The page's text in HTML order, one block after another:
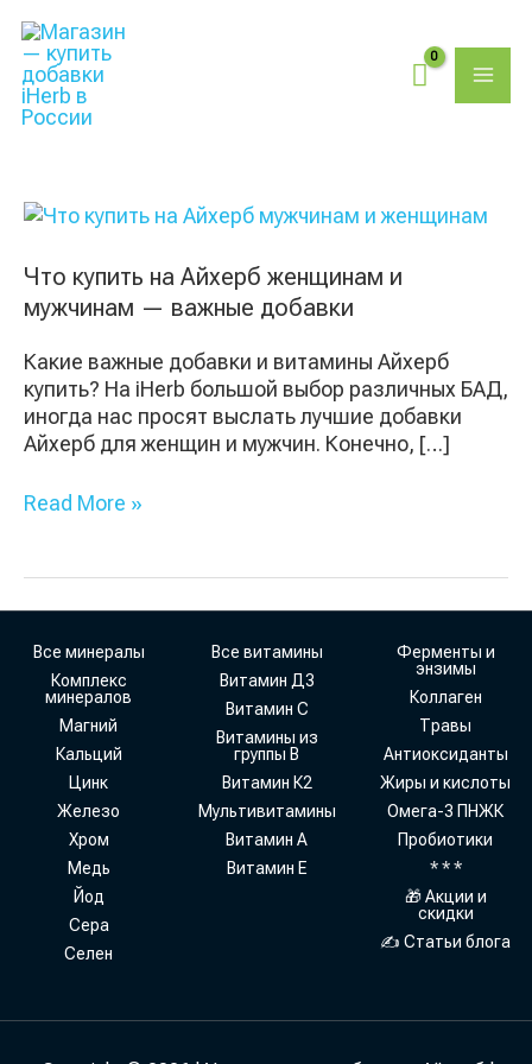
содержимому
Что купить на Айхерб женщинам и
мужчинам — важные добавки
Какие важные добавки и витамины Айхерб
купить? На iHerb большой выбор различных БАД,
иногда нас просят выслать лучшие добавки
Айхерб для женщин и мужчин. Конечно, […]
Что
на
Айхерб
женщинам
и
мужчинам
—
важные
добавки
Read More »
Все минералы
Комплекс
минералов
Магний
Кальций
Цинк
Железо
Хром
Медь
Йод
Сера
Селен
Все витамины
Витамин Д3
Витамин С
Витамины из
группы В
Витамин К2
Мультивитамины
Витамин А
Витамин Е
Ферменты и
энзимы
Коллаген
Травы
Антиоксиданты
Жиры и кислоты
Омега-3 ПНЖК
Пробиотики
* * *
🎁 Акции и
скидки
✍ Статьи блога
товаров